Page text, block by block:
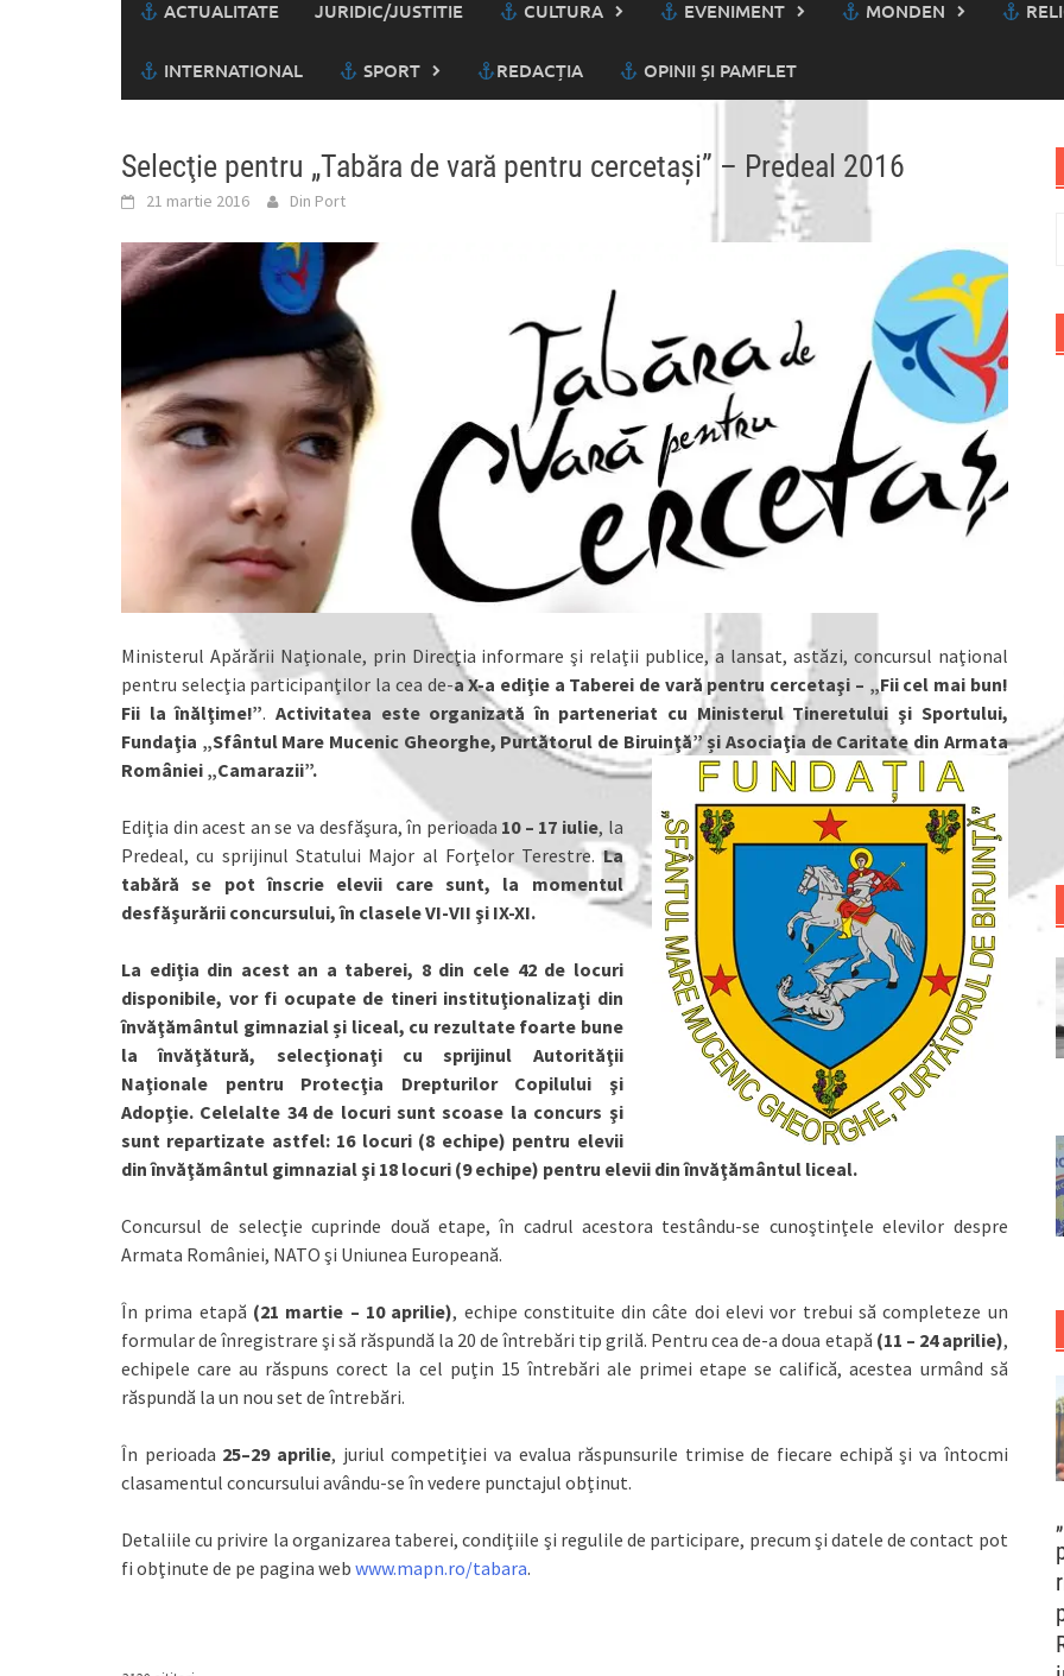
ACTUALITATE JURIDIC/JUSTITIE CULTURA EVENIMENT MONDEN
INTERNATIONAL SPORT REDACȚIA OPINII ȘI PAMFLET
Selecţie pentru „Tabăra de vară pentru cercetaşi” – Predeal 2016
21 martie 2016 Din Port
Ministerul Apărării Naţionale, prin Direcţia informare şi relaţii publice, a lansat, astăzi, concursul naţional
pentru selecţia participanţilor la cea de-a X-a ediţie a Taberei de vară pentru cercetaşi – „Fii cel mai bun!
Fii la înălţime!”. Activitatea este organizată în parteneriat cu Ministerul Tineretului şi Sportului,
Fundaţia „Sfântul Mare Mucenic Gheorghe, Purtătorul de Biruinţă” și Asociaţia de Caritate din Armata
României „Camarazii”.
Ediţia din acest an se va desfăşura, în perioada 10 – 17 iulie, la
Predeal, cu sprijinul Statului Major al Forţelor Terestre.La
tabără se pot înscrie elevii care sunt, la momentul
desfăşurării concursului, în clasele VI-VII şi IX-XI.
La ediţia din acest an a taberei, 8 din cele 42 de locuri
disponibile, vor fi ocupate de tineri instituţionalizaţi din
învăţământul gimnazial și liceal, cu rezultate foarte bune
la învăţătură, selecţionaţi cu sprijinul Autorităţii
Naţionale pentru Protecţia Drepturilor Copilului şi
Adopţie. Celelalte 34 de locuri sunt scoase la concurs şi
sunt repartizate astfel: 16 locuri (8 echipe) pentru elevii
din învăţământul gimnazial şi 18 locuri (9 echipe) pentru elevii din învăţământul liceal.
Concursul de selecţie cuprinde două etape, în cadrul acestora testându-se cunoştinţele elevilor despre
Armata României, NATO şi Uniunea Europeană.
În prima etapă (21 martie – 10 aprilie), echipe constituite din câte doi elevi vor trebui să completeze un
formular de înregistrare şi să răspundă la 20 de întrebări tip grilă. Pentru cea de-a doua etapă (11 – 24 aprilie),
echipele care au răspuns corect la cel puţin 15 întrebări ale primei etape se califică, acestea urmând să
răspundă la un nou set de întrebări.
În perioada 25–29 aprilie, juriul competiţiei va evalua răspunsurile trimise de fiecare echipă şi va întocmi
clasamentul concursului avându-se în vedere punctajul obţinut.
Detaliile cu privire la organizarea taberei, condiţiile şi regulile de participare, precum şi datele de contact pot
fi obţinute de pe pagina web www.mapn.ro/tabara.